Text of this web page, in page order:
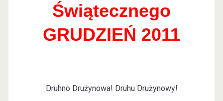
Świątecznego
GRUDZIEŃ 2011
Druhno Drużynowa! Druhu Drużynowy!